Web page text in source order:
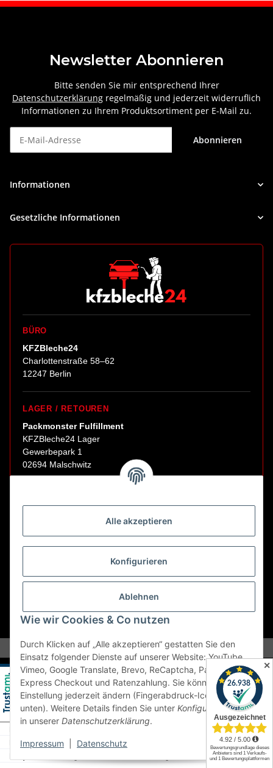
Alle akzeptieren
Konfigurieren
Ablehnen
Wie wir Cookies & Co nutzen
Durch Klicken auf „Alle akzeptieren“ gestatten Sie den
Einsatz folgender Dienste auf unserer Website: YouTube,
Vimeo, Google Translate, Brevo, ReCaptcha, PayPal
Express Checkout und Ratenzahlung. Sie können die
Einstellung jederzeit ändern (Fingerabdruck-Icon links
unten). Weitere Details finden Sie unter Konfigurierenund
in unserer Datenschutzerklärung.
Impressum Datenschutz
Newsletter Abonnieren
Bitte senden Sie mir entsprechend Ihrer
Datenschutzerklärung regelmäßig und jederzeit widerruflich
Informationen zu Ihrem Produktsortiment per E-Mail zu.
Abonnieren
Informationen
Gesetzliche Informationen
BÜRO
KFZBleche24
Charlottenstraße 58–62
12247 Berlin
LAGER / RETOUREN
Packmonster Fulfillment
KFZBleche24 Lager
Gewerbepark 1
02694 Malschwitz
Abholungen nur nach Terminvereinbarung.
E-Mail:sales@kfzbleche24.de
Vertrag widerrufen
* Alle Preise inkl. gesetzlicher USt., zzgl.Versand
✕